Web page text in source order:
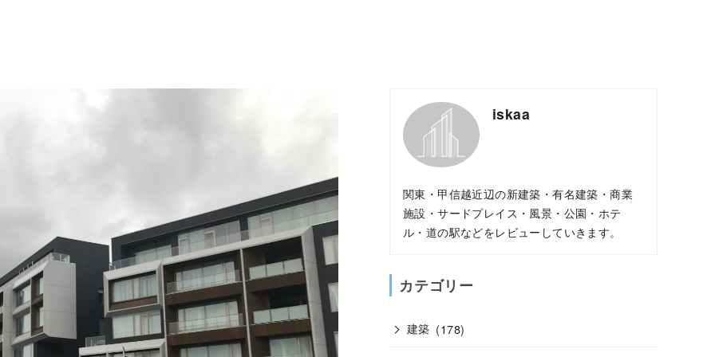
iskaa
関東・甲信越近辺の新建築・有名建築・商業
施設・サードプレイス・風景・公園・ホテ
ル・道の駅などをレビューしていきます。
カテゴリー
建築 (178)